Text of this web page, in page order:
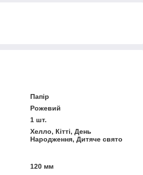
Папір
Рожевий
1 шт.
Хелло, Кітті, День
Народження, Дитяче свято
120 мм